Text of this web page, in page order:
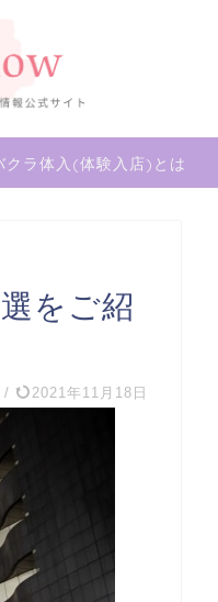
クラ体入(体験入店)とは
をご紹
/ 2021年11月18日